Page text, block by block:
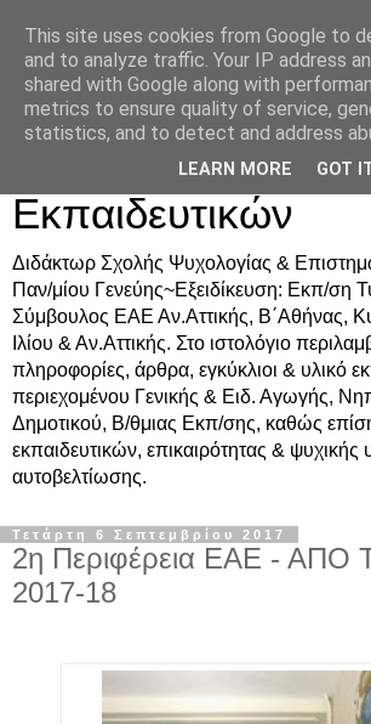
Δρ. Ράνια
Συμβουλευτική &
Υποστήριξη
Εκπαιδευτικών
Διδάκτωρ Σχολής Ψυχολογίας &
Παν/μίου Γενεύης~Εξειδίκευση: Εκπ/ση
Σύμβουλος ΕΑΕ Αν.Αττικής, Β΄Αθήνας,
Ιλίου & Αν.Αττικής. Στο ιστολόγιο
πληροφορίες, άρθρα, εγκύκλιοι & υλικό
περιεχομένου Γενικής & Ειδ. Αγωγής,
Δημοτικού, Β/θμιας Εκπ/σης, καθώς
εκπαιδευτικών, επικαιρότητας & ψυχικής
αυτοβελτίωσης.
Τετάρτη 6 Σεπτεμβρίου 2017
2η Περιφέρεια ΕΑΕ - ΑΠΟ
2017-18
This site uses cookies from Google to
and to analyze traffic. Your IP address
shared with Google along with
metrics to ensure quality of service,
statistics, and to detect and address
LEARN MORE GOT